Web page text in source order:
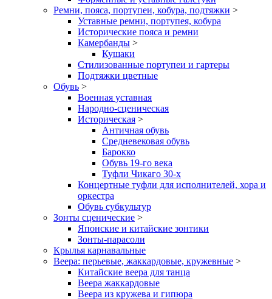
Ремни, пояса, портупеи, кобура, подтяжки >
Уставные ремни, портупея, кобура
Исторические пояса и ремни
Камербанды >
Кушаки
Стилизованные портупеи и гартеры
Подтяжки цветные
Обувь >
Военная уставная
Народно-сценическая
Историческая >
Античная обувь
Средневековая обувь
Барокко
Обувь 19-го века
Туфли Чикаго 30-х
Концертные туфли для исполнителей, хора и
оркестра
Обувь субкультур
Зонты сценические >
Японские и китайские зонтики
Зонты-парасоли
Крылья карнавальные
Веера: перьевые, жаккардовые, кружевные >
Китайские веера для танца
Веера жаккардовые
Веера из кружева и гипюра